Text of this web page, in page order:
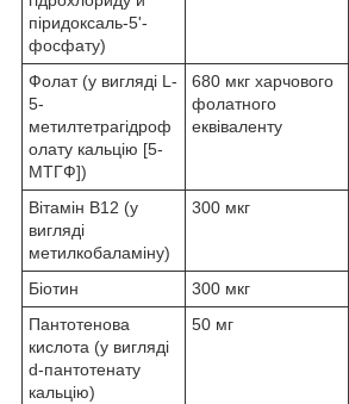
піридоксаль-5'-
фосфату)
Фолат (у вигляді L-
5-
метилтетрагідроф
олату кальцію [5-
МТГФ])
680 мкг харчового
фолатного
еквіваленту
Вітамін B12 (у
вигляді
метилкобаламіну)
300 мкг
Біотин 300 мкг
Пантотенова
кислота (у вигляді
d-пантотенату
кальцію)
50 мг